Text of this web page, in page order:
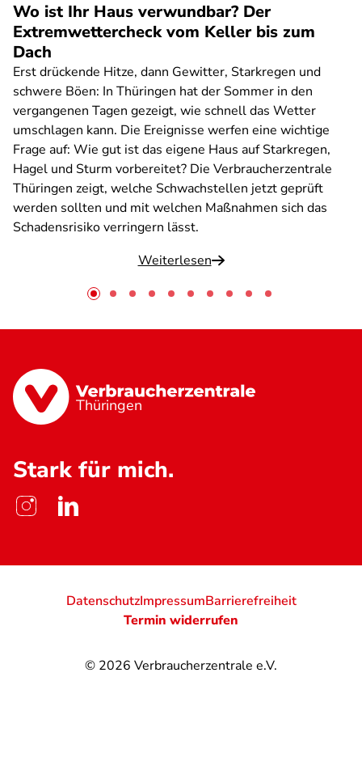
Wo ist Ihr Haus verwundbar? Der
Extremwettercheck vom Keller bis zum
Dach
Erst drückende Hitze, dann Gewitter, Starkregen und
schwere Böen: In Thüringen hat der Sommer in den
vergangenen Tagen gezeigt, wie schnell das Wetter
umschlagen kann. Die Ereignisse werfen eine wichtige
Frage auf: Wie gut ist das eigene Haus auf Starkregen,
Hagel und Sturm vorbereitet? Die Verbraucherzentrale
Thüringen zeigt, welche Schwachstellen jetzt geprüft
werden sollten und mit welchen Maßnahmen sich das
Schadensrisiko verringern lässt.
Weiterlesen
Thüringen
Stark für mich.
© 2026 Verbraucherzentrale e.V.
DatenschutzImpressumBarrierefreiheit
Termin widerrufen